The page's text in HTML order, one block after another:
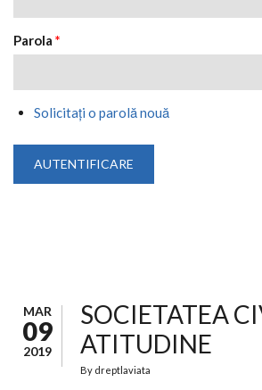
Parola *
Solicitaţi o parolă nouă
MAR
09
2019
SOCIETATEA
ATITUDINE
By dreptlaviata